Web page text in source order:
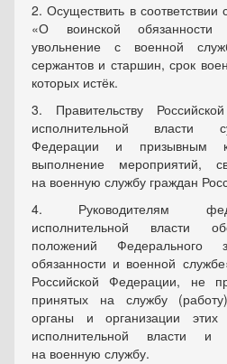
2. Осуществить в
«О воинской
увольнение с военной
сержантов и старшин, срок
которых истёк.
3. Правительству
исполнительной власти
Федерации и призывным
выполнение мероприятий,
на военную службу граждан
4. Руководителям
исполнительной власти
положений Федерального
обязанности и военной
Российской Федерации, не
принятых на службу
органы и организации этих
исполнительной власти и
на военную службу.